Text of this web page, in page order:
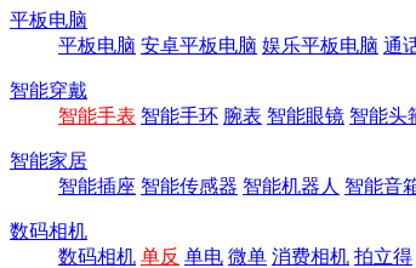
平板电脑
平板电脑 安卓平板电脑 娱乐平板电脑 通
智能穿戴
智能手表 智能手环 腕表 智能眼镜 智能头
智能家居
智能插座 智能传感器 智能机器人 智能音
数码相机
数码相机 单反 单电 微单 消费相机 拍立得